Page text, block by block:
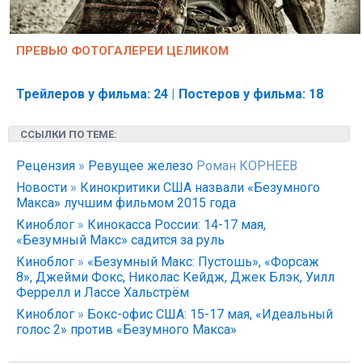
ПРЕВЬЮ ФОТОГАЛЕРЕИ ЦЕЛИКОМ
Трейлеров у фильма: 24 | Постеров у фильма: 18
ССЫЛКИ ПО ТЕМЕ:
Рецензия » Ревущее железо Роман КОРНЕЕВ
Новости » Кинокритики США назвали «Безумного
Макса» лучшим фильмом 2015 года
Киноблог » Кинокасса России: 14-17 мая,
«Безумный Макс» садится за руль
Киноблог » «Безумный Макс: Пустошь», «Форсаж
8», Джейми Фокс, Николас Кейдж, Джек Блэк, Уилл
Феррелл и Лассе Хальстрём
Киноблог » Бокс-офис США: 15-17 мая, «Идеальный
голос 2» против «Безумного Макса»